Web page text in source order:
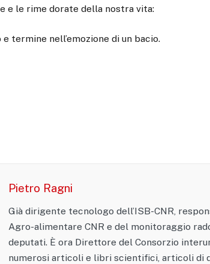
e le rime dorate della nostra vita:
termine nell’emozione di un bacio.
Pietro Ragni
Già dirigente tecnologo dell’ISB-CNR,
Agro-alimentare CNR e del monitoraggio
deputati. È ora Direttore del Consorzio
numerosi articoli e libri scientifici, articoli di